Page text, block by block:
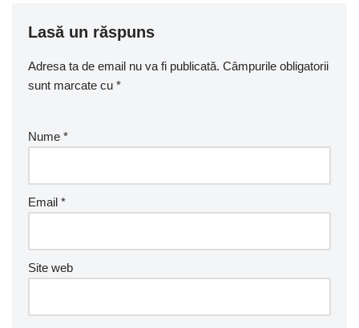
Lasă un răspuns
Adresa ta de email nu va fi publicată. Câmpurile obligatorii
sunt marcate cu *
Nume *
Email *
Site web